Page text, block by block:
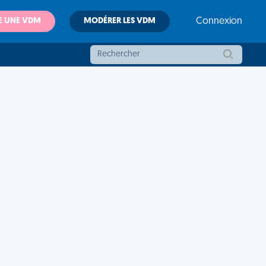
UNE VDM MODÉRER LES VDM Connexion